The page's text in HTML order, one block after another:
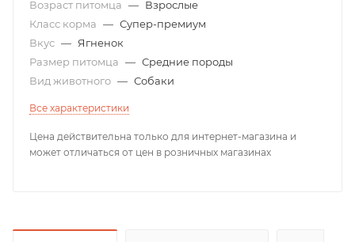
Возраст питомца — Взрослые
Класс корма — Супер-премиум
Вкус — Ягненок
Размер питомца — Средние породы
Вид животного — Собаки
Все характеристики
Цена действительна только для интернет-магазина и
может отличаться от цен в розничных магазинах